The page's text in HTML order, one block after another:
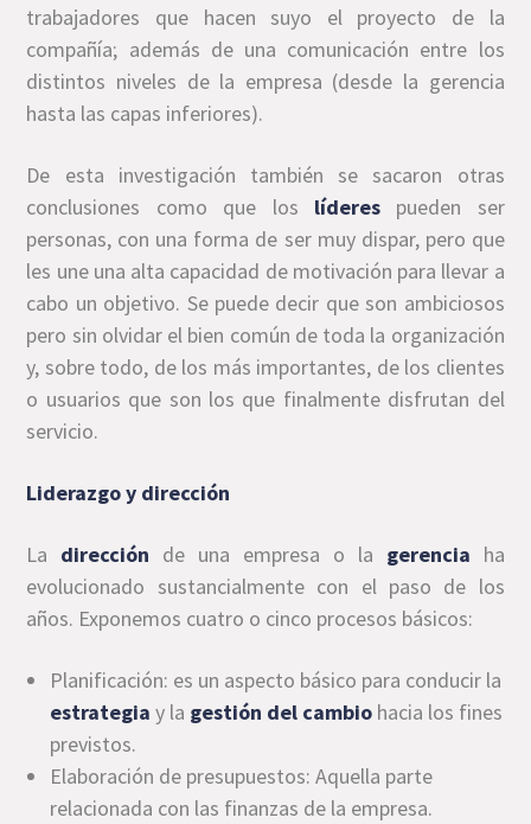
trabajadores que hacen suyo el proyecto de la
compañía; además de una comunicación entre los
distintos niveles de la empresa (desde la gerencia
hasta las capas inferiores).
De esta investigación también se sacaron otras
conclusiones como que los líderespueden ser
personas, con una forma de ser muy dispar, pero que
les une una alta capacidad de motivación para llevar a
cabo un objetivo. Se puede decir que son ambiciosos
pero sin olvidar el bien común de toda la organización
y, sobre todo, de los más importantes, de los clientes
o usuarios que son los que finalmente disfrutan del
servicio.
Liderazgo y dirección
La dirección de una empresa o la gerencia ha
evolucionado sustancialmente con el paso de los
años. Exponemos cuatro o cinco procesos básicos:
Planificación: es un aspecto básico para conducir la
estrategia y la gestión del cambio hacia los fines
previstos.
Elaboración de presupuestos: Aquella parte
relacionada con las finanzas de la empresa.